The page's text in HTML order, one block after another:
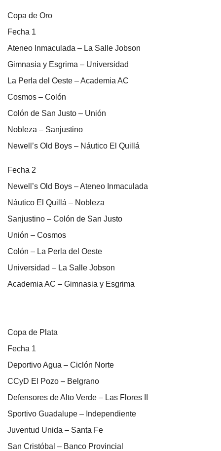
Copa de Oro
Fecha 1
Ateneo Inmaculada – La Salle Jobson
Gimnasia y Esgrima – Universidad
La Perla del Oeste – Academia AC
Cosmos – Colón
Colón de San Justo – Unión
Nobleza – Sanjustino
Newell’s Old Boys – Náutico El Quillá
Fecha 2
Newell’s Old Boys – Ateneo Inmaculada
Náutico El Quillá – Nobleza
Sanjustino – Colón de San Justo
Unión – Cosmos
Colón – La Perla del Oeste
Universidad – La Salle Jobson
Academia AC – Gimnasia y Esgrima
Copa de Plata
Fecha 1
Deportivo Agua – Ciclón Norte
CCyD El Pozo – Belgrano
Defensores de Alto Verde – Las Flores II
Sportivo Guadalupe – Independiente
Juventud Unida – Santa Fe
San Cristóbal – Banco Provincial